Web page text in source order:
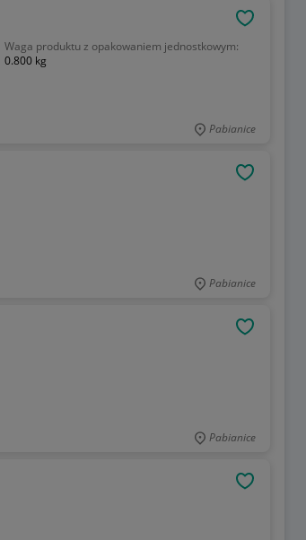
Waga produktu z opakowaniem jednostkowym:
0.800 kg
Pabianice
Pabianice
Pabianice